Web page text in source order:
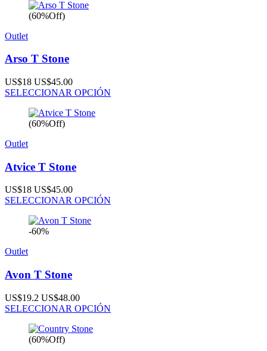
(60%Off)
Outlet
Arso T Stone
US$18 US$45.00
SELECCIONAR OPCIÓN
(60%Off)
Outlet
Atvice T Stone
US$18 US$45.00
SELECCIONAR OPCIÓN
-60%
Outlet
Avon T Stone
US$19.2 US$48.00
SELECCIONAR OPCIÓN
(60%Off)